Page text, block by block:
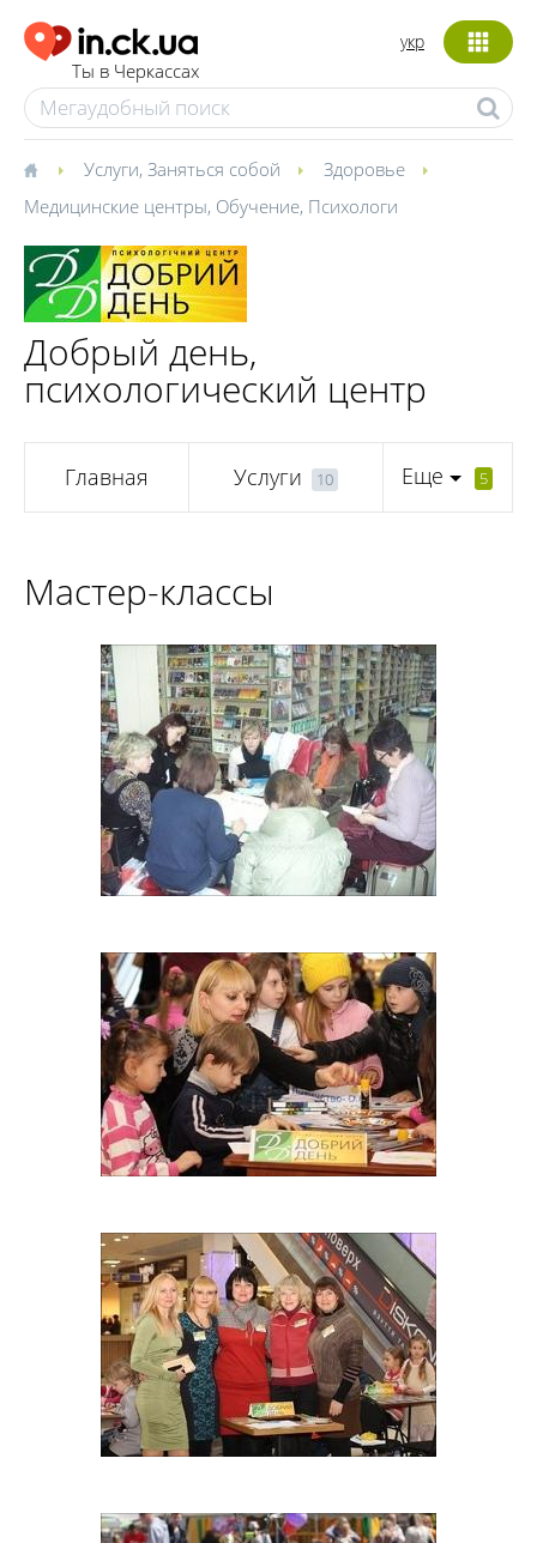
Ты в Черкассах
укр
Услуги, Заняться собой
Здоровье
Медицинские центры, Обучение, Психологи
Добрый день,
психологический центр
Главная Услуги 10 Еще 5
Мастер-классы